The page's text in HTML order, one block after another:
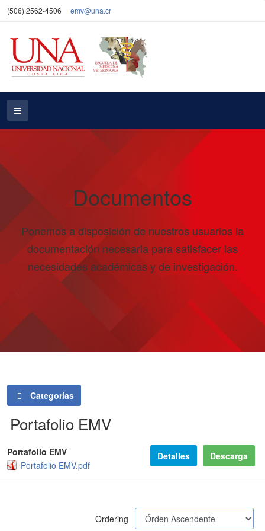
(506) 2562-4506 emv@una.cr
Documentos
Ponemos a disposición de nuestros usuarios la
documentación necesaria para satisfacer las
necesidades académicas y de investigación.
Categorías
Portafolio EMV
Portafolio EMV
Portafolio EMV.pdf
Descarga
Detalles
Ordering